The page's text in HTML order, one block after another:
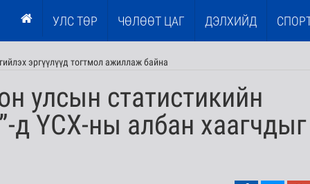
УЛС ТӨР ЧӨЛӨӨТ ЦАГ ДЭЛХИЙД
эргүүлүүд тогтмол ажиллаж байна
улсын статистикийн
д ҮСХ-ны албан хаагчдыг